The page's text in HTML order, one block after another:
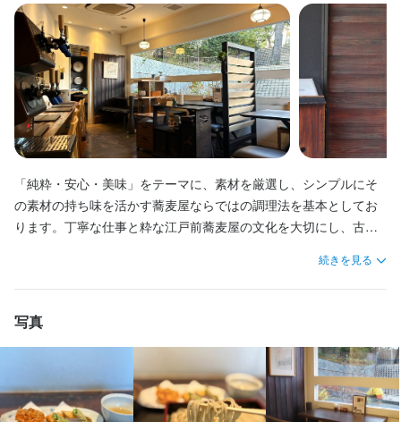
ください！！
「笑顔・挨拶・清潔」を大切に、男女ともに働きやすい環境で
す。
「純粋・安心・美味」をテーマに、素材を厳選し、シンプルにそ
の素材の持ち味を活かす蕎麦屋ならではの調理法を基本としてお
ります。丁寧な仕事と粋な江戸前蕎麦屋の文化を大切にし、古き
ッセンスや灘五郷の地「御影」ならではの要素を加えることで、
他にはない魅力を持つ蕎麦屋として、お客様にとって、日常の中
にささやかな贅沢を感じていただける空間の創造を目指しており
続きを見る
写真
必須スキル・経験
コミュニケーション能力 飲食店での調理経験 飲食店での接客経験 調理師免許
求める人物像
・美味しい料理で人を喜ばせたい方
・好奇心を持って仕事に取り組める方
・誠実に仕事に取り組める方
・チームで仕事することに意欲的な方
応募後、原則２営業日以内に返信しております。１回の面接を経
身に付くスキル
包丁さばき 製麺技術 盛り付け技術 製菓技術 日本酒の知識
野菜の知識
店舗運営
メニュー開発 仕入れ・食材の目利き
応募資格
必須スキル・経験
コミュニケーション能力
・美味しい料理で人を喜ばせたい方
・好奇心を持って仕事に取り組める方
必須スキル・経験
コミュニケーション能力
歓迎スキル・経験
コミュニケーション能力 飲食店での調理経験 飲食店での接客経験
求める人物像
・好奇心を持って仕事に取り組める方
・誠実に仕事に取り組める方
選考の流れ
応募後、原則２営業日以内に返信しております。１回の面接を経
コミュニケーション能力
歓迎スキル・経験
コミュニケーション能力 飲食店での調理経験 飲食店での接客経験
求める人物像
・美味しい料理で人を喜ばせたい方
・好奇心を持って仕事に取り組める方
・誠実に仕事に取り組める方
選考の流れ
応募後、原則２営業日以内に返信しております。１回の面接を経